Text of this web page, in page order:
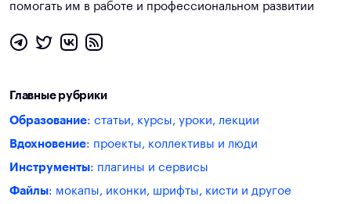
помогать им в работе и профессиональном развитии
Главные рубрики
Образование: статьи, курсы, уроки, лекции
Вдохновение: проекты, коллективы и люди
Инструменты: плагины и сервисы
Файлы: мокапы, иконки, шрифты, кисти и другое